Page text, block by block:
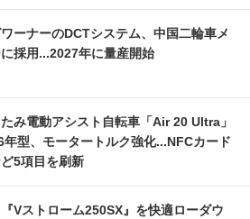
ーナーのDCTシステム、中国二輪車メ
採用...2027年に量産開始
み電動アシスト自転車「Air 20 Ultra」
年型、モータートルク強化...NFCカード
5項目を刷新
Vストローム250SX』を快適ローダウ